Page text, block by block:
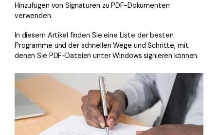
Veröffentlichung
Alle PDF-Funktionen
PDF-Wissen
Download-Zentrum
Laden Sie die leistungsstärksten und einfachsten PDF-Tools
Hinzufügen von Signaturen zu PDF-Dokumenten
verwenden.
In diesem Artikel finden Sie eine Liste der besten
Programme und der schnellen Wege und Schritte, mit
denen Sie PDF-Dateien unter Windows signieren können.